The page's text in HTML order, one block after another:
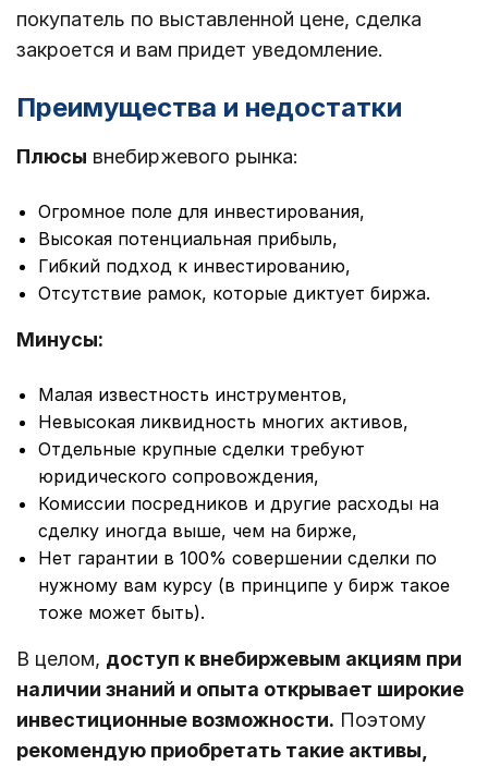
покупатель по выставленной цене, сделка
закроется и вам придет уведомление.
Преимущества и недостатки
Плюсы внебиржевого рынка:
Огромное поле для инвестирования,
Высокая потенциальная прибыль,
Гибкий подход к инвестированию,
Отсутствие рамок, которые диктует биржа.
Минусы:
Малая известность инструментов,
Невысокая ликвидность многих активов,
Отдельные крупные сделки требуют
юридического сопровождения,
Комиссии посредников и другие расходы на
сделку иногда выше, чем на бирже,
Нет гарантии в 100% совершении сделки по
нужному вам курсу (в принципе у бирж такое
тоже может быть).
В целом, доступ к внебиржевым акциям при
наличии знаний и опыта открывает широкие
инвестиционные возможности. Поэтому
рекомендую приобретать такие активы,